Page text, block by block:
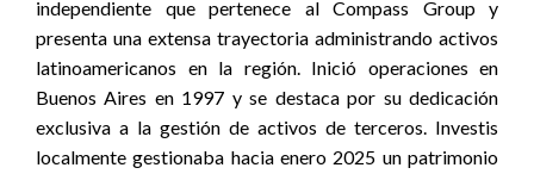
independiente que pertenece al Compass Group y
presenta una extensa trayectoria administrando activos
latinoamericanos en la región. Inició operaciones en
Buenos Aires en 1997 y se destaca por su dedicación
exclusiva a la gestión de activos de terceros. Investis
localmente gestionaba hacia enero 2025 un patrimonio